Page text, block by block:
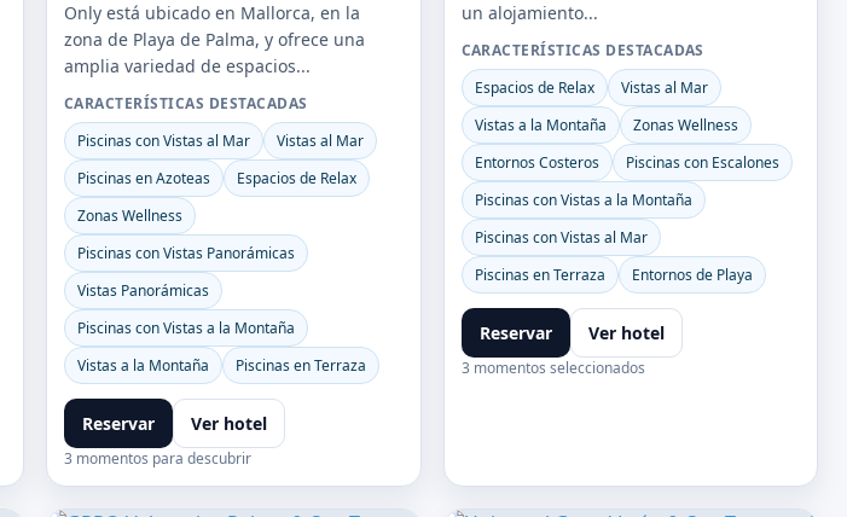
Only está ubicado en Mallorca, en la
zona de Playa de Palma, y ofrece una
amplia variedad de espacios...
CARACTERÍSTICAS DESTACADAS
Piscinas con Vistas al Mar
Vistas al Mar
Piscinas en Azoteas
Espacios de Relax
Zonas Wellness
Piscinas con Vistas Panorámicas
Vistas Panorámicas
Piscinas con Vistas a la Montaña
Vistas a la Montaña
Piscinas en Terraza
Reservar Ver hotel
3 momentos para descubrir
un alojamiento...
CARACTERÍSTICAS DESTACADAS
Espacios de Relax
Vistas al Mar
Vistas a la Montaña
Zonas Wellness
Entornos Costeros
Piscinas con Escalones
Piscinas con Vistas a la Montaña
Piscinas con Vistas al Mar
Piscinas en Terraza
Entornos de Playa
Reservar Ver hotel
3 momentos seleccionados